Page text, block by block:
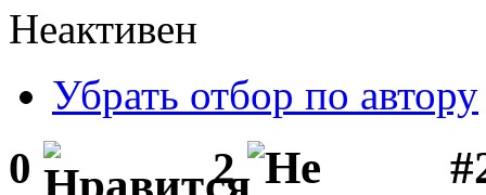
Неактивен
Убрать отбор по автору
0 2